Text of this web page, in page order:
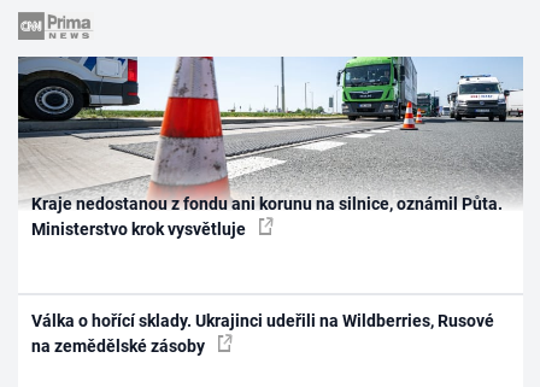
Kraje nedostanou z fondu ani korunu na silnice, oznámil Půta.
Ministerstvo krok vysvětluje
Válka o hořící sklady. Ukrajinci udeřili na Wildberries, Rusové
na zemědělské zásoby